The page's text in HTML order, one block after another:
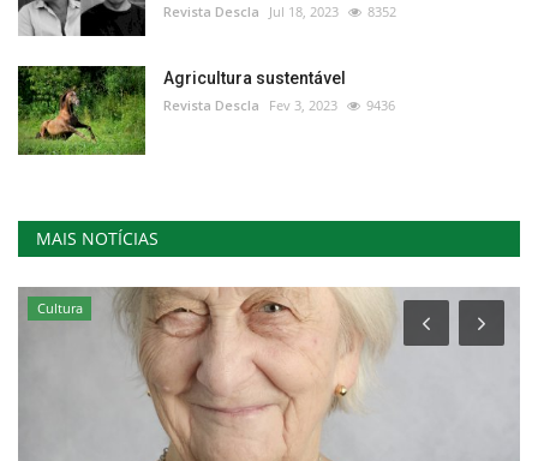
Revista Descla Jul 18, 2023 8352
Agricultura sustentável
Revista Descla Fev 3, 2023 9436
MAIS NOTÍCIAS
Cultura